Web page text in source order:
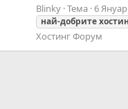
Blinky Тема 6
най-добрите
Хостинг Форум